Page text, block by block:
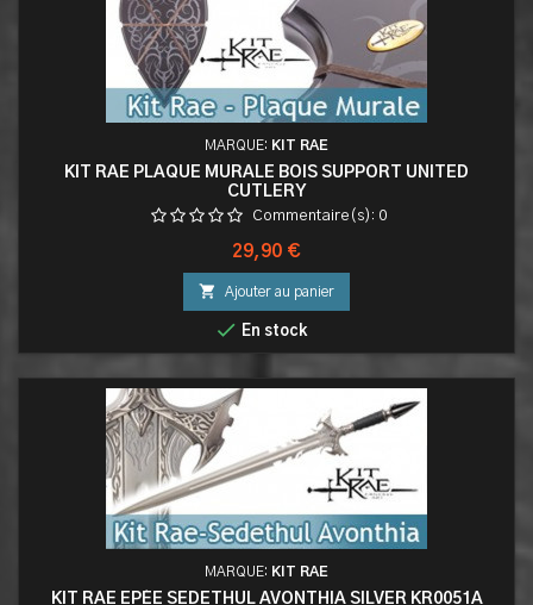
MARQUE: KIT RAE
KIT RAE PLAQUE MURALE BOIS SUPPORT UNITED
CUTLERY
Commentaire(s): 0
Prix
29,90 €
 Ajouter au panier
 En stock
MARQUE: KIT RAE
KIT RAE EPÉE SEDETHUL AVONTHIA SILVER KR0051A